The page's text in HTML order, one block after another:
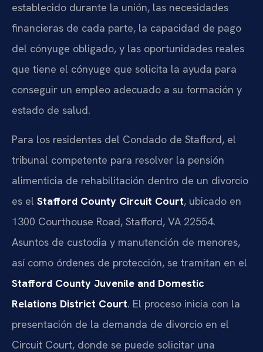
establecido durante la unión, las necesidades
financieras de cada parte, la capacidad de pago
del cónyuge obligado, y las oportunidades reales
que tiene el cónyuge que solicita la ayuda para
conseguir un empleo adecuado a su formación y
estado de salud.
Para los residentes del Condado de Stafford, el
tribunal competente para resolver la pensión
alimenticia de rehabilitación dentro de un divorcio
es el Stafford County Circuit Court, ubicado en
1300 Courthouse Road, Stafford, VA 22554.
Asuntos de custodia y manutención de menores,
así como órdenes de protección, se tramitan en el
Stafford County Juvenile and Domestic
Relations District Court. El proceso inicia con la
presentación de la demanda de divorcio en el
Circuit Court, donde se puede solicitar una